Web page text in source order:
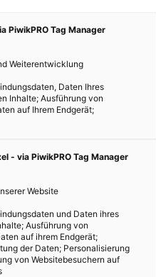
PiwikPRO Tag Manager
Weiterentwicklung
Daten Ihres
Inhalte; Ausführung von
auf Ihrem Endgerät;
- via PiwikPRO Tag Manager
Website
und Daten ihres
Ausführung von
auf ihrem Endgerät;
der Daten; Personalisierung
von Websitebesuchern auf